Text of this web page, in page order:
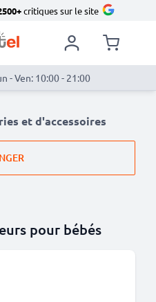
critiques sur le site
- Ven: 10:00 - 21:00
et d'accessoires
pour bébés